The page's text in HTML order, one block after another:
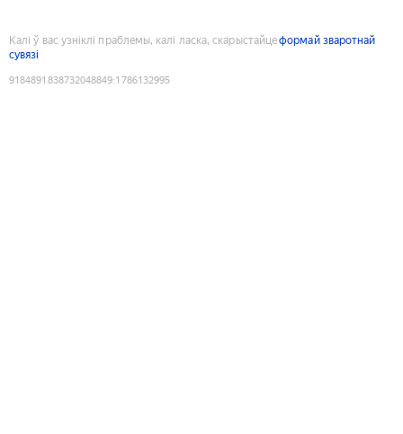
Калі ў вас узніклі праблемы, калі ласка, скарыстайцеформай зваротнай
сувязі
9184891838732048849:1786132995